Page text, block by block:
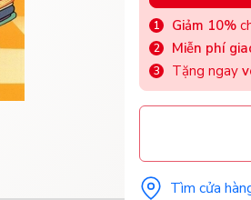
Giảm 10%
Miễn phí
Tặng ngay
Tìm cửa